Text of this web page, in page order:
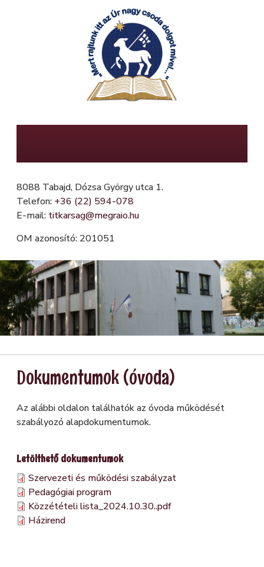
8088 Tabajd, Dózsa György utca 1.
Telefon: +36 (22) 594-078
E-mail: titkarsag@megraio.hu
OM azonosító: 201051
Kép
Kép
Kép
Dokumentumok (óvoda)
Az alábbi oldalon találhatók az óvoda működését
szabályozó alapdokumentumok.
Letölthető dokumentumok
Szervezeti és működési szabályzat
Pedagógiai program
Közzétételi lista_2024.10.30..pdf
Házirend